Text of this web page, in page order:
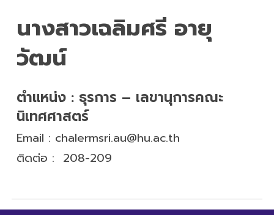
นางสาวเฉลิมศรี อายุ
วัฒน์
ตำแหน่ง : ธุรการ – เลขานุการคณะ
นิเทศศาสตร์
Email : chalermsri.au@hu.ac.th
ติดต่อ : 208-209